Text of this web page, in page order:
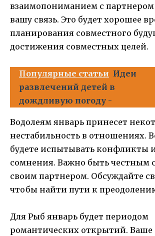
взаимопониманием с партнером
вашу связь. Это будет хорошее
планирования совместного
достижения совместных целей.
Популярные статьи Идеи
развлечений детей в
дождливую погоду -
Водолеям январь принесет
нестабильность в отношениях.
будете испытывать конфликты
сомнения. Важно быть честным
своим партнером. Обсуждайте
чтобы найти пути к
Для Рыб январь будет периодом
романтических открытий. Ваше